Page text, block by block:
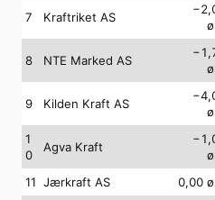
7 Kraftriket AS
8 NTE Marked AS
9 Kilden Kraft AS
1
0
Agva Kraft
11 Jærkraft AS 0,00